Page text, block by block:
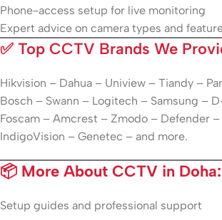
Phone-access setup for live monitoring
Expert advice on camera types and
✅ Top CCTV Brands We
Hikvision – Dahua – Uniview – Tiandy –
Bosch – Swann – Logitech – Samsung –
Foscam – Amcrest – Zmodo – Defender –
IndigoVision – Genetec – and more.
📦 More About CCTV in Doha:
Setup guides and professional support